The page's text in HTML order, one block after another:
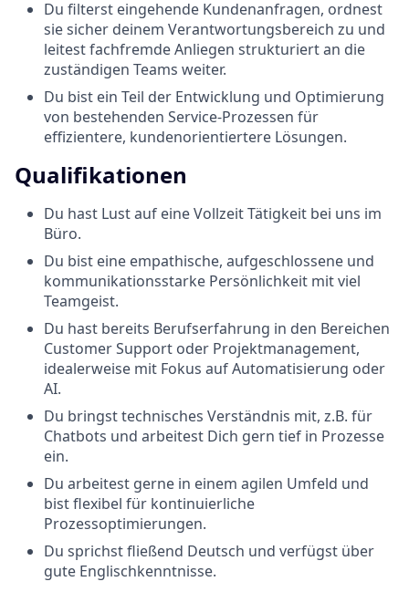
Du filterst eingehende Kundenanfragen, ordnest
sie sicher deinem Verantwortungsbereich zu und
leitest fachfremde Anliegen strukturiert an die
zuständigen Teams weiter.
Du bist ein Teil der Entwicklung und Optimierung
von bestehenden Service-Prozessen für
effizientere, kundenorientiertere Lösungen.
Qualifikationen
Du hast Lust auf eine Vollzeit Tätigkeit bei uns im
Büro.
Du bist eine empathische, aufgeschlossene und
kommunikationsstarke Persönlichkeit mit viel
Teamgeist.
Du hast bereits Berufserfahrung in den Bereichen
Customer Support oder Projektmanagement,
idealerweise mit Fokus auf Automatisierung oder
AI.
Du bringst technisches Verständnis mit, z.B. für
Chatbots und arbeitest Dich gern tief in Prozesse
ein.
Du arbeitest gerne in einem agilen Umfeld und
bist flexibel für kontinuierliche
Prozessoptimierungen.
Du sprichst fließend Deutsch und verfügst über
gute Englischkenntnisse.